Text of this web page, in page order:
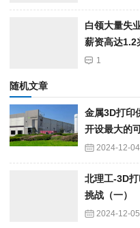
白领大量失
薪资高达1.2
1
随机文章
金属3D打
开设最大的
2024-12-04
北理工-3D
挑战（一）
2024-12-05